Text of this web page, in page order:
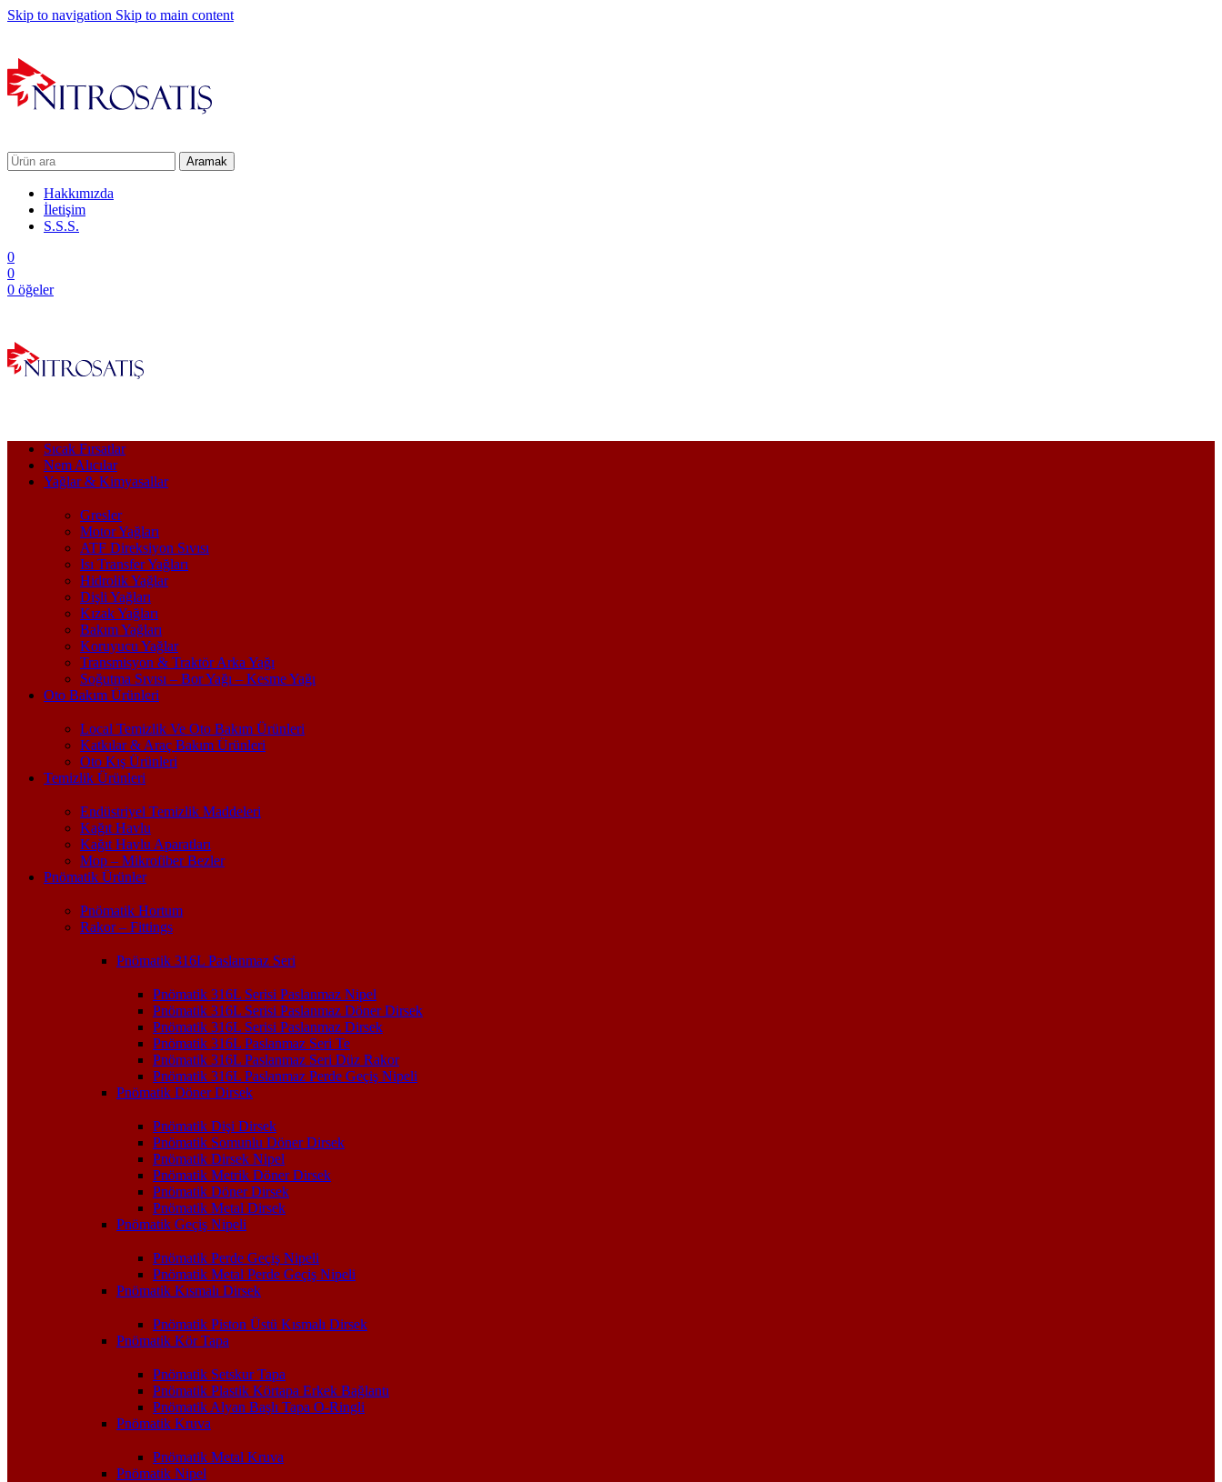
Skip to navigation Skip to main content
Aramak
Hakkımızda
İletişim
S.S.S.
0
0
0 öğeler
Sıcak Fırsatlar
Nem Alıcılar
Yağlar & Kimyasallar
Gresler
Motor Yağları
ATF Direksiyon Sıvısı
Isı Transfer Yağları
Hidrolik Yağlar
Dişli Yağları
Kızak Yağları
Bakım Yağları
Koruyucu Yağlar
Transmisyon & Traktör Arka Yağı
Soğutma Sıvısı – Bor Yağı – Kesme Yağı
Oto Bakım Ürünleri
Local Temizlik Ve Oto Bakım Ürünleri
Katkılar & Araç Bakım Ürünleri
Oto Kış Ürünleri
Temizlik Ürünleri
Endüstriyel Temizlik Maddeleri
Kağıt Havlu
Kağıt Havlu Aparatları
Mop – Mikrofiber Bezler
Pnömatik Ürünler
Pnömatik Hortum
Rakor – Fittings
Pnömatik 316L Paslanmaz Seri
Pnömatik 316L Serisi Paslanmaz Nipel
Pnömatik 316L Serisi Paslanmaz Döner Dirsek
Pnömatik 316L Serisi Paslanmaz Dirsek
Pnömatik 316L Paslanmaz Seri Te
Pnömatik 316L Paslanmaz Seri Düz Rakor
Pnömatik 316L Paslanmaz Perde Geçiş Nipeli
Pnömatik Döner Dirsek
Pnömatik Dişi Dirsek
Pnömatik Somunlu Döner Dirsek
Pnömatik Dirsek Nipel
Pnömatik Metrik Döner Dirsek
Pnömatik Döner Dirsek
Pnömatik Metal Dirsek
Pnömatik Geçiş Nipeli
Pnömatik Perde Geçiş Nipeli
Pnömatik Metal Perde Geçiş Nipeli
Pnömatik Kısmalı Dirsek
Pnömatik Piston Üstü Kısmalı Dirsek
Pnömatik Kör Tapa
Pnömatik Setskur Tapa
Pnömatik Plastik Körtapa Erkek Bağlantı
Pnömatik Alyan Başlı Tapa O-Ringli
Pnömatik Kruva
Pnömatik Metal Kruva
Pnömatik Nipel